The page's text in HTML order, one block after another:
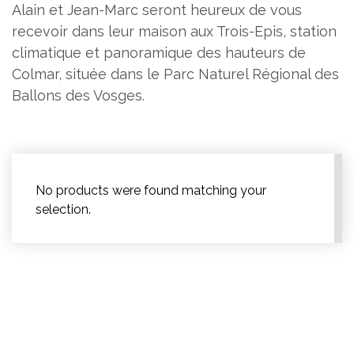
Alain et Jean-Marc seront heureux de vous
recevoir dans leur maison aux Trois-Epis, station
climatique et panoramique des hauteurs de
Colmar, située dans le Parc Naturel Régional des
Ballons des Vosges.
No products were found matching your
selection.